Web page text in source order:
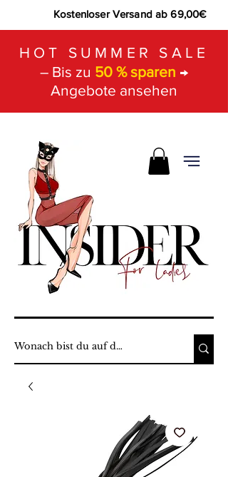
Kostenloser Versand ab 69,00€
HOT SUMMER SALE
– Bis zu 50 % sparen →
Angebote ansehen